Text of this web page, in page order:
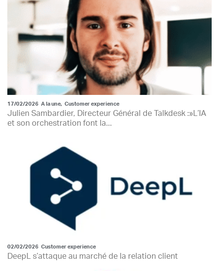
17/02/2026 A la une, Customer experience
Julien Sambardier, Directeur Général de Talkdesk :»L’IA
et son orchestration font la...
02/02/2026 Customer experience
DeepL s’attaque au marché de la relation client